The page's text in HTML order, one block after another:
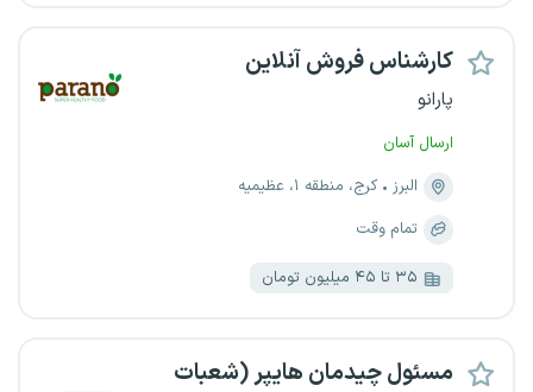
کارشناس فروش آنلاین
پارانو
ارسال آسان
البرز
کرج، منطقه ۱، عظیمیه
تمام وقت
۳۵ تا ۴۵ میلیون تومان
مسئول چیدمان هایپر (شعبات